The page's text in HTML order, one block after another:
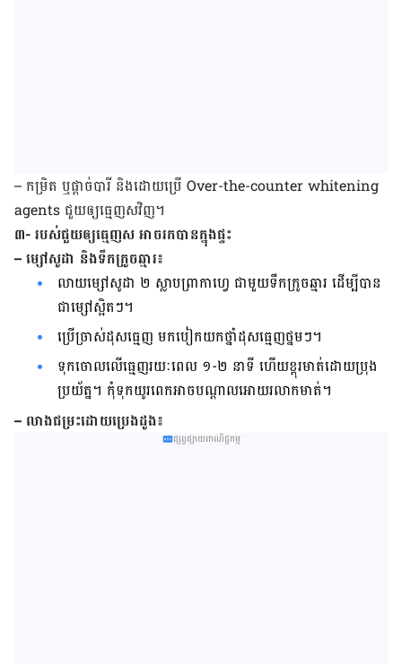
– កម្រិត ​ឬ​ផ្តាច់បារី​ និង​ដោយ​ប្រើ Over-the-counter whitening
agents ជួយ​ឲ្យធ្មេញសវិញ។
៣- របស់ជួយ​ឲ្យ​ធ្មេញ​ស អាច​រក​បាន​ក្នុង​ផ្ទះ
– ម្សៅ​សូដា ​និង​ទឹកក្រូចឆ្មារ៖
លាយ​ម្សៅ​សូដា​ ២ ស្លាបព្រា​កាហ្វេ​ ជាមួយ​ទឹកក្រូច​ឆ្មារ​ ដើម្បី​បាន​
ជា​ម្សៅ​ស្អិតៗ។
ប្រើ​ច្រាស់​ដុស​ធ្មេញ ​មក​បៀក​យក​ថ្នាំ​ដុស​ធ្មេញ​ថ្នមៗ។
ទុក​ចោល​លើ​ធ្មេញ​រយៈពេល​ ១-២ ​នាទី​ ហើយ​ខ្ពុរ​មាត់​ដោយ​ប្រុង
ប្រយ័ត្ន។ កុំ​ទុក​យូរ​ពេក​អាច​បណ្ដាល​អោយ​រលាក​មាត់។
– លាង​ជម្រះ​ដោយ​ប្រេងដូង៖
ផ្សព្វផ្សាយពាណិជ្ជកម្ម